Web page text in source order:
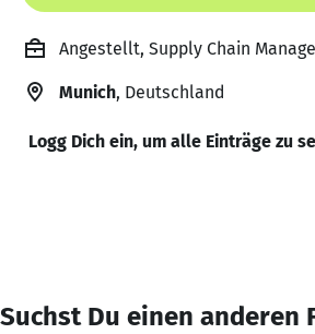
Angestellt, Supply Chain
Munich, Deutschland
Logg Dich ein, um alle Einträge zu
Suchst Du einen anderen